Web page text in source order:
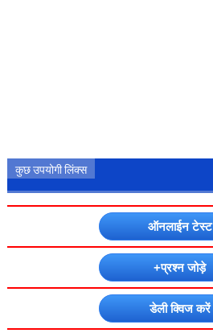
कुछ उपयोगी लिंक्स
ऑनलाईन टेस्ट
+प्रश्न जोड़े
डेली क्विज करें